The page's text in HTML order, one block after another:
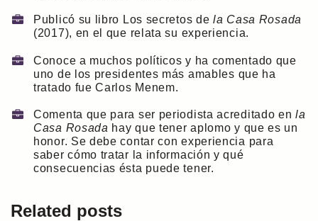
Publicó su libro Los secretos dela Casa Rosada
(2017), en el que relata su experiencia.
Conoce a muchos políticos y ha comentado que
uno de los presidentes más amables que ha
tratado fue Carlos Menem.
Comenta que para ser periodista acreditado enla
Casa Rosada hay que tener aplomo y que es un
honor. Se debe contar con experiencia para
saber cómo tratar la información y qué
consecuencias ésta puede tener.
Related posts